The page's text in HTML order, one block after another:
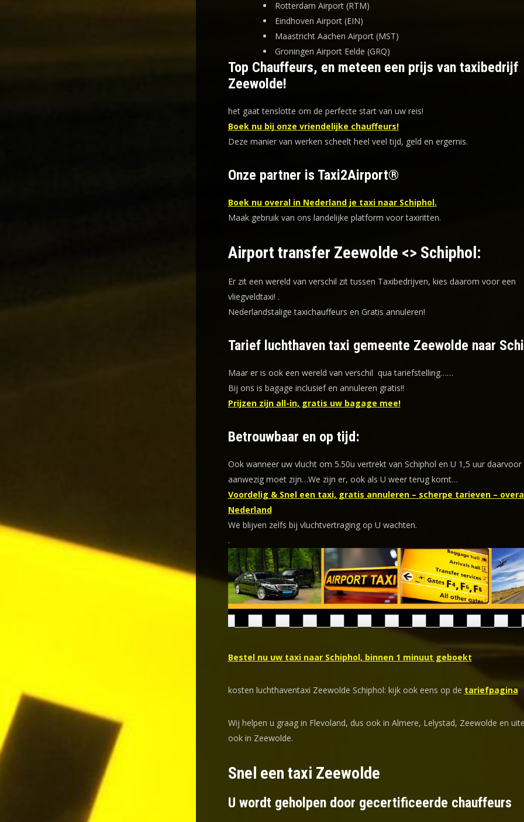
Rotterdam Airport (RTM)
Eindhoven Airport (EIN)
Maastricht Aachen Airport (MST)
Groningen Airport Eelde (GRQ)
Top Chauffeurs, en meteen een prijs van taxibedrijf
Zeewolde!
het gaat tenslotte om de perfecte start van uw reis!
Boek nu bij onze vriendelijke chauffeurs!
Deze manier van werken scheelt heel veel tijd, geld en ergernis.
Onze partner is Taxi2Airport®
Boek nu overal in Nederland je taxi naar Schiphol.
Maak gebruik van ons landelijke platform voor taxiritten.
Airport transfer Zeewolde <> Schiphol:
Er zit een wereld van verschil zit tussen Taxibedrijven, kies daarom voor een
vliegveldtaxi! .
Nederlandstalige taxichauffeurs en Gratis annuleren!
Tarief luchthaven taxi gemeente Zeewolde naar
Maar er is ook een wereld van verschil qua tariefstelling……
Bij ons is bagage inclusief en annuleren gratis!!
Prijzen zijn all-in, gratis uw bagage mee!
Betrouwbaar en op tijd:
Ook wanneer uw vlucht om 5.50u vertrekt van Schiphol en U 1,5 uur daarvoor
aanwezig moet zijn…We zijn er, ook als U weer terug komt…
Voordelig & Snel een taxi, gratis annuleren – scherpe tarieven –
Nederland
We blijven zelfs bij vluchtvertraging op U wachten.
.
Bestel nu uw taxi naar Schiphol, binnen 1 minuut geboekt
kosten luchthaventaxi Zeewolde Schiphol: kijk ook eens op de tariefpagina
Wij helpen u graag in Flevoland, dus ook in Almere, Lelystad, Zeewolde en
ook in Zeewolde.
Snel een taxi Zeewolde
U wordt geholpen door gecertificeerde chauffeurs